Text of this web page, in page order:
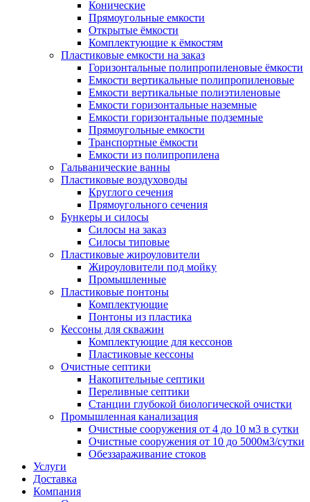
Конические
Прямоугольные емкости
Открытые ёмкости
Комплектующие к ёмкостям
Пластиковые емкости на заказ
Горизонтальные полипропиленовые ёмкости
Емкости вертикальные полипропиленовые
Емкости вертикальные полиэтиленовые
Емкости горизонтальные наземные
Емкости горизонтальные подземные
Прямоугольные емкости
Транспортные ёмкости
Емкости из полипропилена
Гальванические ванны
Пластиковые воздуховоды
Круглого сечения
Прямоугольного сечения
Бункеры и силосы
Силосы на заказ
Силосы типовые
Пластиковые жироуловители
Жироуловители под мойку
Промышленные
Пластиковые понтоны
Комплектующие
Понтоны из пластика
Кессоны для скважин
Комплектующие для кессонов
Пластиковые кессоны
Очистные септики
Накопительные септики
Переливные септики
Станции глубокой биологической очистки
Промышленная канализация
Очистные сооружения от 4 до 10 м3 в сутки
Очистные сооружения от 10 до 5000м3/сутки
Обеззараживание стоков
Услуги
Доставка
Компания